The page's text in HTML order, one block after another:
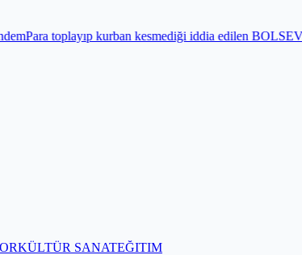
kesmediği iddia edilen BOLSEV bu yıl bağış
KÜLTÜR SANATEĞITIM